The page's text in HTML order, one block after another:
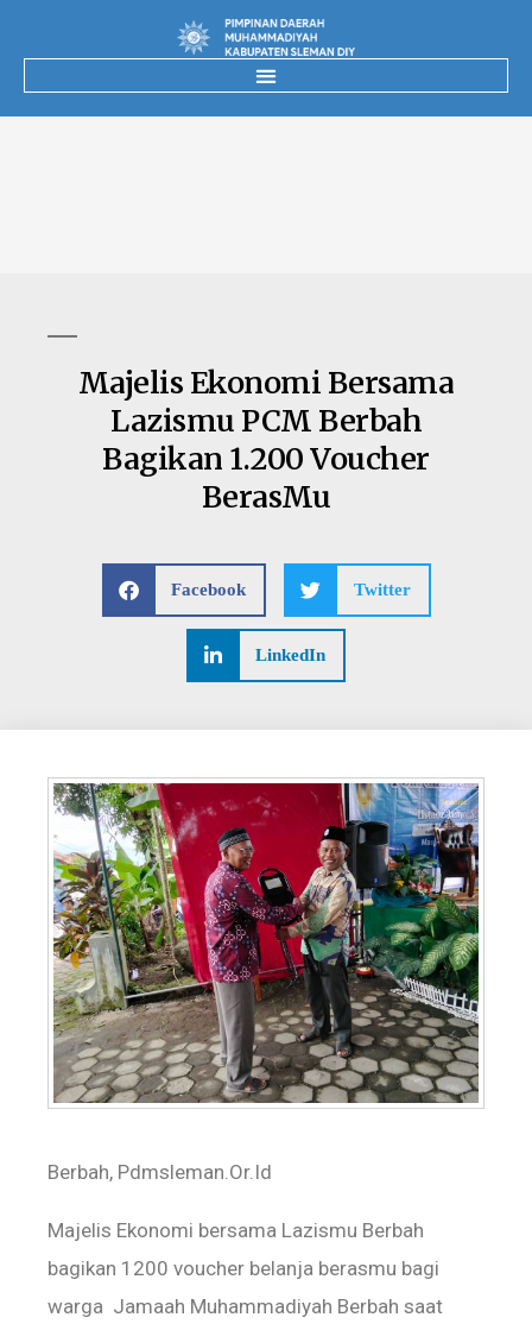
Majelis Ekonomi Bersama
Lazismu PCM Berbah
Bagikan 1.200 Voucher
BerasMu
Facebook Twitter
LinkedIn
Berbah, Pdmsleman.Or.Id
Majelis Ekonomi bersama Lazismu Berbah
bagikan 1200 voucher belanja berasmu bagi
warga Jamaah Muhammadiyah Berbah saat